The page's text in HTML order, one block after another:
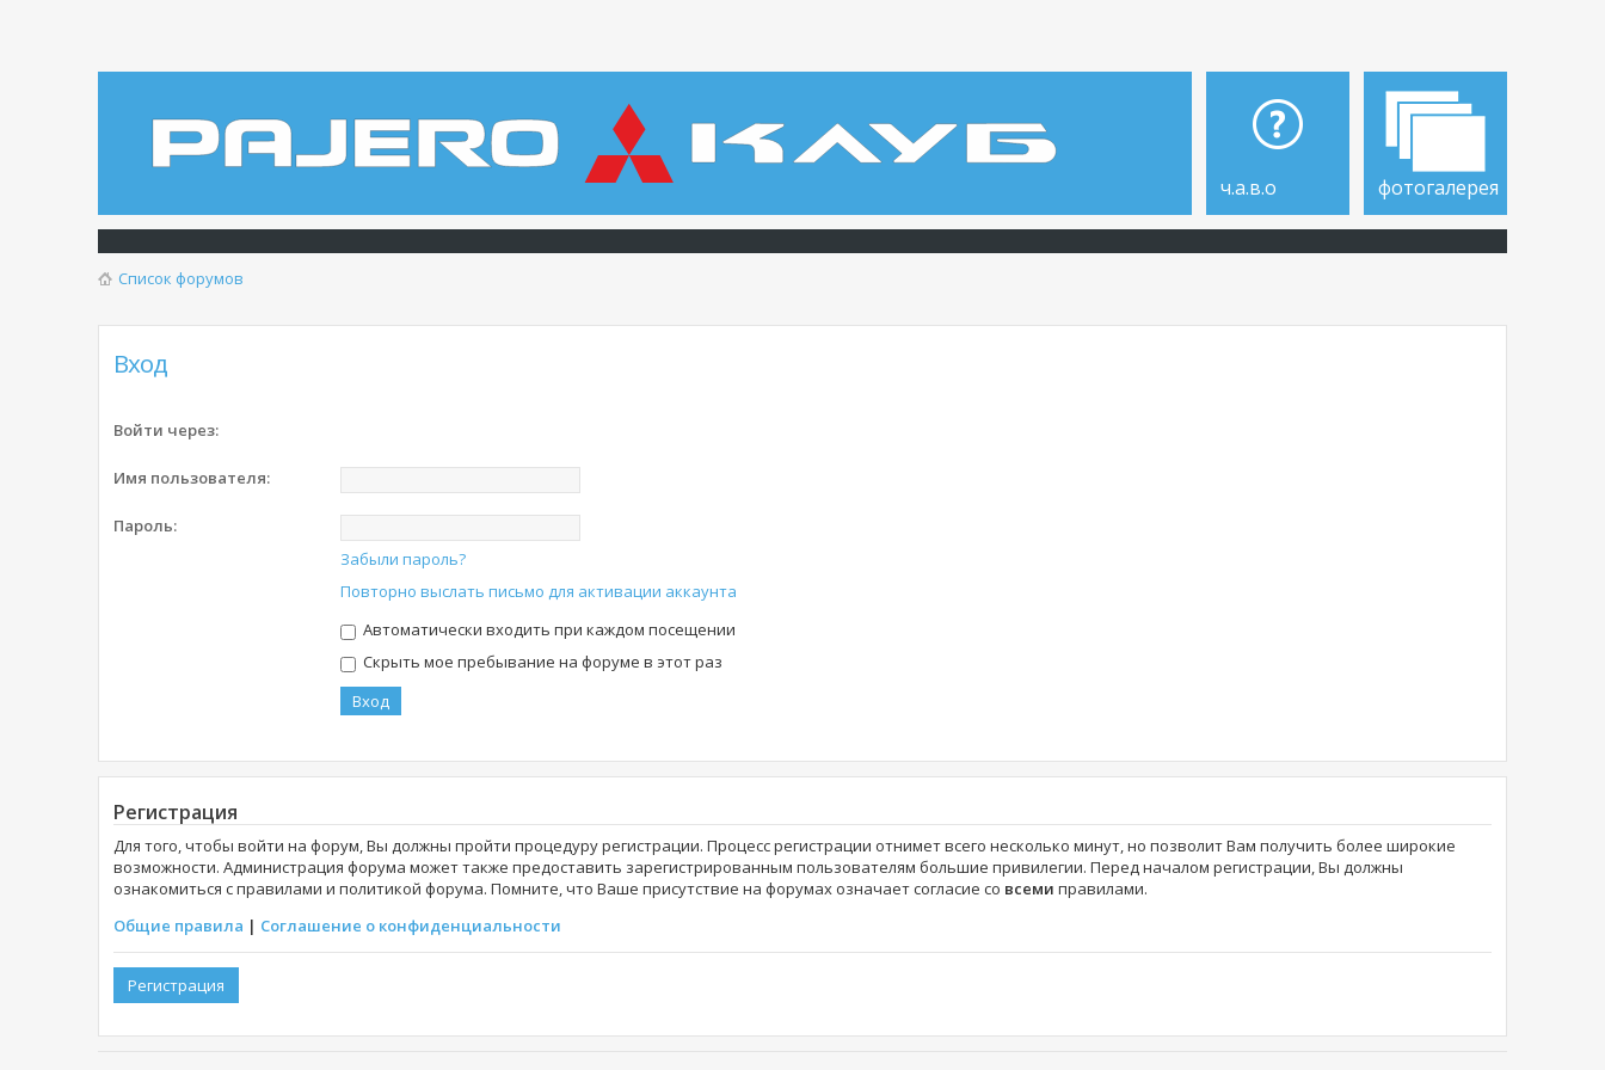
ч.а.в.о фотогалерея
Список форумов
Вход
Войти через:
Имя пользователя:
Пароль:
Забыли пароль?
Повторно выслать письмо для активации аккаунта
Автоматически входить при каждом посещении
Скрыть мое пребывание на форуме в этот раз
Регистрация
Для того, чтобы войти на форум, Вы должны пройти процедуру регистрации. Процесс регистрации отнимет всего несколько минут, но позволит Вам получить более широкие
возможности. Администрация форума может также предоставить зарегистрированным пользователям большие привилегии. Перед началом регистрации, Вы должны
ознакомиться с правилами и политикой форума. Помните, что Ваше присутствие на форумах означает согласие со всеми правилами.
Общие правила | Соглашение о конфиденциальности
Регистрация